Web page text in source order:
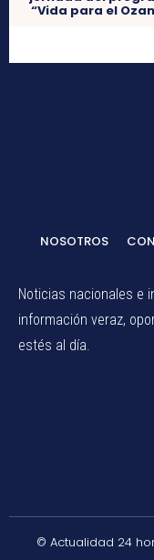
“Vida para el
NOSOTROS
Noticias nacionales e
información veraz,
estés al día.
© Actualidad 24